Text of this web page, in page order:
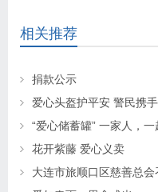
相关推荐
捐款公示
爱心头盔护平安 警民携
“爱心储蓄罐” 一家人，一
花开紫藤 爱心义卖
大连市旅顺口区慈善总